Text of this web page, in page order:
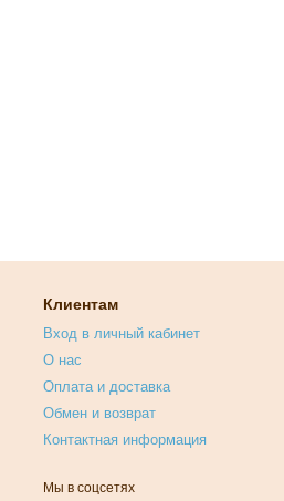
Клиентам
Вход в личный кабинет
О нас
Оплата и доставка
Обмен и возврат
Контактная информация
Мы в соцсетях